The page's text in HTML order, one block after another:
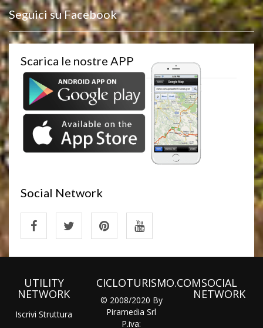
Seguici su Facebook
Scarica le nostre APP
Social Network
UTILITY
NETWORK
Iscrivi Struttura
CICLOTURISMO.COM
© 2008/2020 By
Piramedia Srl
P.iva:
SOCIAL
NETWORK